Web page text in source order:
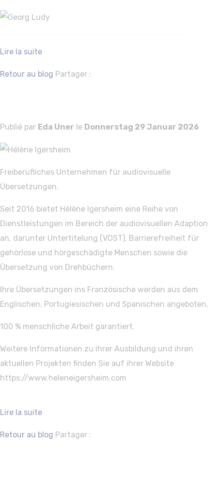
Lire la suite
Retour au blog Partager :
Publié par Eda Uner le Donnerstag 29 Januar 2026
Freiberufliches Unternehmen für audiovisuelle
Übersetzungen.
Seit 2016 bietet Hélène Igersheim eine Reihe von
Dienstleistungen im Bereich der audiovisuellen Adaption
an, darunter Untertitelung (VOST), Barrierefreiheit für
gehörlose und hörgeschädigte Menschen sowie die
Übersetzung von Drehbüchern.
Ihre Übersetzungen ins Französische werden aus dem
Englischen, Portugiesischen und Spanischen angeboten.
100 % menschliche Arbeit garantiert.
Weitere Informationen zu ihrer Ausbildung und ihren
aktuellen Projekten finden Sie auf ihrer Website
https://www.heleneigersheim.com
Lire la suite
Retour au blog Partager :